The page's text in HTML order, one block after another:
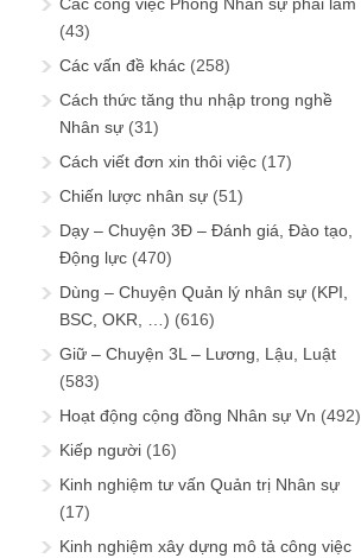
Các công việc Phòng Nhân sự phải làm
(43)
Các vấn đề khác (258)
Cách thức tăng thu nhập trong nghề
Nhân sự (31)
Cách viết đơn xin thôi việc (17)
Chiến lược nhân sự (51)
Dạy – Chuyện 3Đ – Đánh giá, Đào tạo,
Động lực (470)
Dùng – Chuyện Quản lý nhân sự (KPI,
BSC, OKR, …) (616)
Giữ – Chuyện 3L – Lương, Lậu, Luật
(583)
Hoạt động cộng đồng Nhân sự Vn (492)
Kiếp người (16)
Kinh nghiệm tư vấn Quản trị Nhân sự
(17)
Kinh nghiệm xây dựng mô tả công việc